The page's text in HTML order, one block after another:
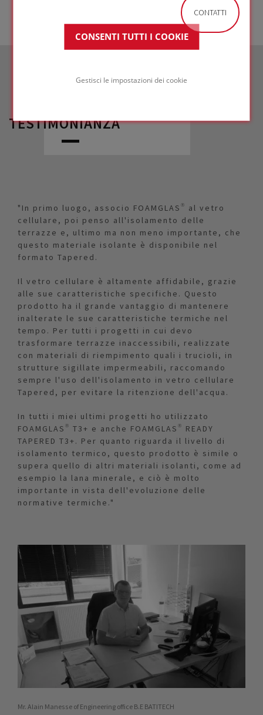
CONSENTI TUTTI I COOKIE
Gestisci le impostazioni dei cookie
TESTIMONIANZA
"In primo luogo, associo FOAMGLAS® al vetro
cellulare, poi penso all'isolamento delle
terrazze e, ultimo ma non meno importante, che
questo materiale isolante è disponibile nel
formato Tapered.
Il vetro cellulare è altamente affidabile, grazie
alle sue caratteristiche specifiche. Questo
prodotto ha il grande vantaggio di mantenere
inalterate le sue caratteristiche termiche nel
tempo. Per tutti i progetti in cui devo
trasformare terrazze inaccessibili, realizzate
con materiali di riempimento quali i trucioli, in
strutture sigillate impermeabili, raccomando
sempre l'uso dell'isolamento in vetro cellulare
Tapered, per evitare la ritenzione dell'acqua.
In tutti i miei ultimi progetti ho utilizzato
FOAMGLAS® T3+ e anche FOAMGLAS® READY
TAPERED T3+. Per quanto riguarda il livello di
isolamento termico, questo prodotto è simile o
supera quello di altri materiali isolanti, come ad
esempio la lana minerale, e ciò è molto
importante in vista dell'evoluzione delle
normative termiche."
Mr. Alain Manesse of Engineering office B.E BATITECH
CONTATTI